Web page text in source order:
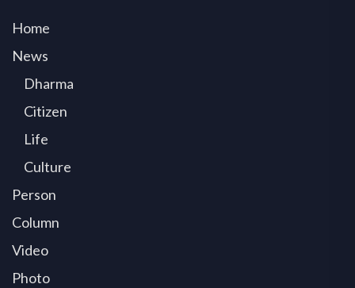
Home
News
Dharma
Citizen
Life
Culture
Person
Column
Video
Photo